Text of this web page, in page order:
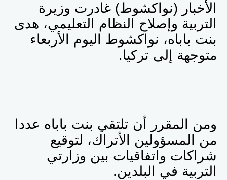
الأخبار (نواكشوط) غادرت وزيرة
التربية وإصلاح النظام التعليمي، هدى
بنت باباه، نواكشوط اليوم الأربعاء
متوجهة إلى تركيا.
ومن المقرر أن تلتقي بنت باباه عددا
من المسؤولين الأتراك، لتوقيع
شراكات واتفاقيات بين وزارتي
التربية في البلدين.